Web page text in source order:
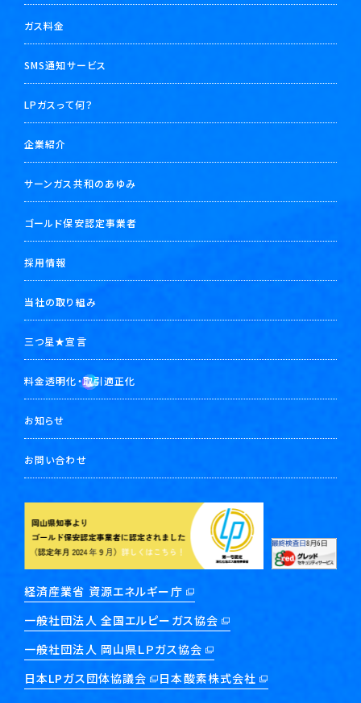
ガス料金
SMS通知サービス
LPガスって何？
企業紹介
サーンガス共和のあゆみ
ゴールド保安認定事業者
採用情報
当社の取り組み
三つ星★宣言
料金透明化・取引適正化
お知らせ
お問い合わせ
経済産業省 資源エネルギー庁
一般社団法人 全国エルピーガス協会
一般社団法人 岡山県ＬＰガス協会
日本LPガス団体協議会
日本酸素株式会社